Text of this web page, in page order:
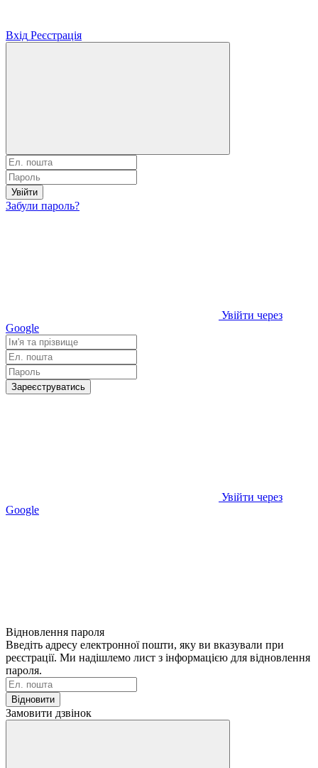
Вхід Реєстрація
Увійти
Забули пароль?
Увійти через
Google
Зареєструватись
Увійти через
Google
Відновлення пароля
Введіть адресу електронної пошти, яку ви вказували при
реєстрації. Ми надішлемо лист з інформацією для відновлення
пароля.
Відновити
Замовити дзвінок